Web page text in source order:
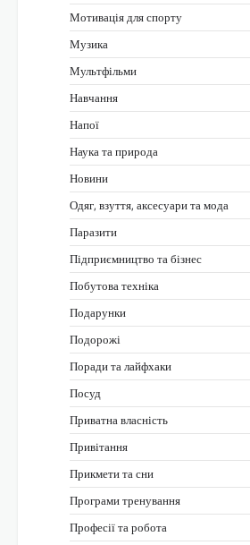
Мотивація для спорту
Музика
Мультфільми
Навчання
Напої
Наука та природа
Новини
Одяг, взуття, аксесуари та мода
Паразити
Підприємництво та бізнес
Побутова техніка
Подарунки
Подорожі
Поради та лайфхаки
Посуд
Приватна власність
Привітання
Прикмети та сни
Програми тренування
Професії та робота